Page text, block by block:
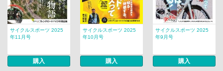
サイクルスポーツ 2025
年11月号
購入
サイクルスポーツ 2025
年10月号
購入
サイクルスポーツ 2025
年9月号
購入